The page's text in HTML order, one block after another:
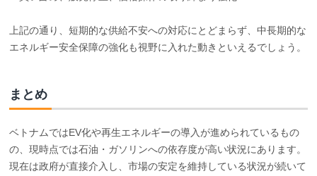
上記の通り、短期的な供給不安への対応にとどまらず、中長期的な
エネルギー安全保障の強化も視野に入れた動きといえるでしょう。
まとめ
ベトナムではEV化や再生エネルギーの導入が進められているもの
の、現時点では石油・ガソリンへの依存度が高い状況にあります。
現在は政府が直接介入し、市場の安定を維持している状況が続いて